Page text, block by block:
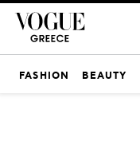
FASHION BEAUTY